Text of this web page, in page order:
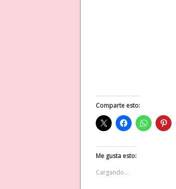
Comparte esto:
Me gusta esto:
Cargando...